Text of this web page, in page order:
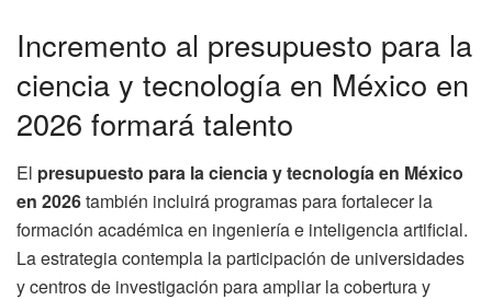
Incremento al presupuesto para la
ciencia y tecnología en México en
2026 formará talento
El presupuesto para la ciencia y tecnología en México
en 2026también incluirá programas para fortalecer la
formación académica en ingeniería e inteligencia artificial.
La estrategia contempla la participación de universidades
y centros de investigación para ampliar la cobertura y